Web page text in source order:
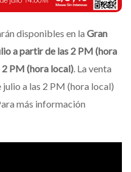
disponibles en la Gran
a partir de las 2 PM (hora
2 PM (hora local). La venta
a las 2 PM (hora local)
más información